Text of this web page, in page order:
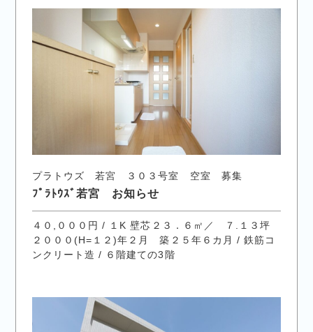
プラトウズ 若宮 ３０３号室 空室 募集
ﾌﾟﾗﾄｳｽﾞ若宮 お知らせ
４０,０００円 / １K 壁芯２３．６㎡／ ７.１３坪
２０００(H=１２)年２月 築２５年６カ月 / 鉄筋コ
ンクリート造 / ６階建ての3階